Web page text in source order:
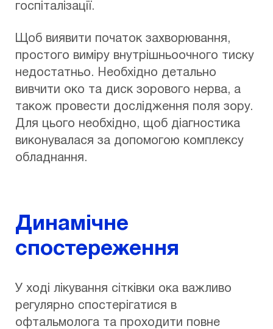
госпіталізації.
Щоб виявити початок захворювання,
простого виміру внутрішньоочного тиску
недостатньо. Необхідно детально
вивчити око та диск зорового нерва, а
також провести дослідження поля зору.
Для цього необхідно, щоб діагностика
виконувалася за допомогою комплексу
обладнання.
Динамічне
спостереження
У ході лікування сітківки ока важливо
регулярно спостерігатися в
офтальмолога та проходити повне